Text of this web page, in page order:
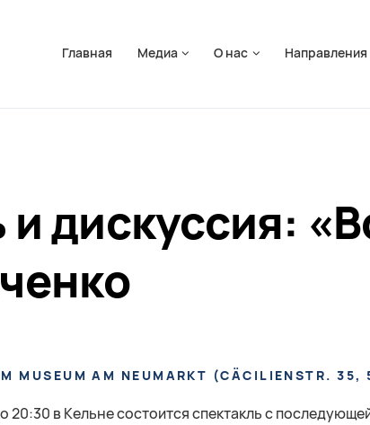
Главная
Медиа О нас
и дискуссия:
MUSEUM AM NEUMARKT (CÄCILIENSTR. 35,
20:30 в Кельне состоится спектакль с